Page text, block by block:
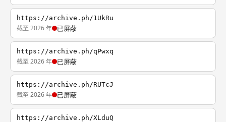
https://archive.ph/1UkRu
截至 2026 年 已屏蔽
https://archive.ph/qPwxq
截至 2026 年 已屏蔽
https://archive.ph/RUTcJ
截至 2026 年 已屏蔽
https://archive.ph/XLduQ